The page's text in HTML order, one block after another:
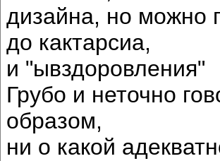
дизайна, но можно
до кактарсиа,
и "ывздоровления"
Грубо и неточно
образом,
ни о какой